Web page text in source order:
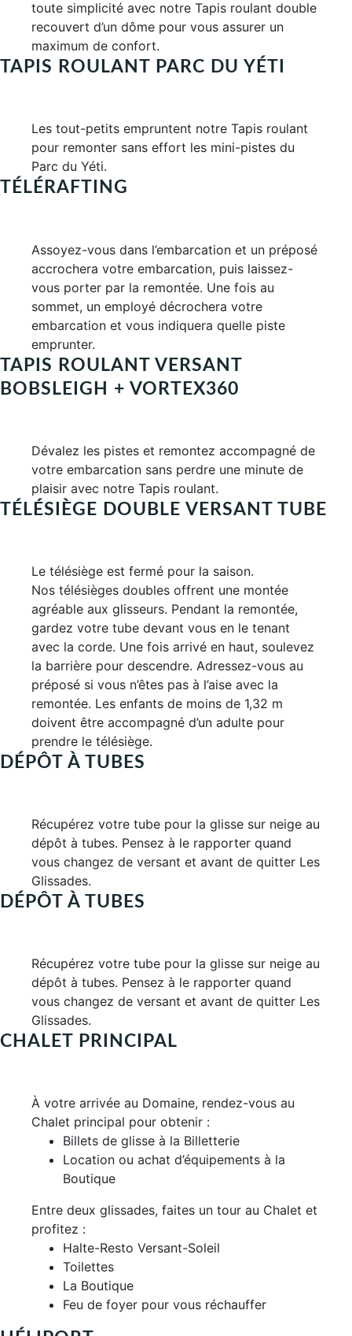
toute simplicité avec notre Tapis roulant double
recouvert d’un dôme pour vous assurer un
maximum de confort.
TAPIS ROULANT PARC DU YÉTI
Les tout-petits empruntent notre Tapis roulant
pour remonter sans effort les mini-pistes du
Parc du Yéti.
TÉLÉRAFTING
Assoyez-vous dans l’embarcation et un préposé
accrochera votre embarcation, puis laissez-
vous porter par la remontée. Une fois au
sommet, un employé décrochera votre
embarcation et vous indiquera quelle piste
emprunter.
TAPIS ROULANT VERSANT
BOBSLEIGH + VORTEX360
Dévalez les pistes et remontez accompagné de
votre embarcation sans perdre une minute de
plaisir avec notre Tapis roulant.
TÉLÉSIÈGE DOUBLE VERSANT TUBE
Le télésiège est fermé pour la saison.
Nos télésièges doubles offrent une montée
agréable aux glisseurs. Pendant la remontée,
gardez votre tube devant vous en le tenant
avec la corde. Une fois arrivé en haut, soulevez
la barrière pour descendre. Adressez-vous au
préposé si vous n’êtes pas à l’aise avec la
remontée. Les enfants de moins de 1,32 m
doivent être accompagné d’un adulte pour
prendre le télésiège.
DÉPÔT À TUBES
Récupérez votre tube pour la glisse sur neige au
dépôt à tubes. Pensez à le rapporter quand
vous changez de versant et avant de quitter Les
Glissades.
DÉPÔT À TUBES
Récupérez votre tube pour la glisse sur neige au
dépôt à tubes. Pensez à le rapporter quand
vous changez de versant et avant de quitter Les
Glissades.
CHALET PRINCIPAL
À votre arrivée au Domaine, rendez-vous au
Chalet principal pour obtenir :
Billets de glisse à la Billetterie
Location ou achat d’équipements à la
Boutique
Entre deux glissades, faites un tour au Chalet et
profitez :
Halte-Resto Versant-Soleil
Toilettes
La Boutique
Feu de foyer pour vous réchauffer